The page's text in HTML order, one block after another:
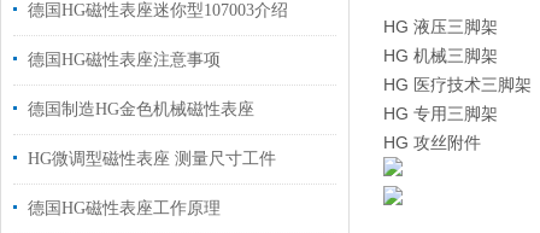
德国HG磁性表座迷你型107003介绍
德国HG磁性表座注意事项
德国制造HG金色机械磁性表座
HG微调型磁性表座 测量尺寸工件
德国HG磁性表座工作原理
HG 液压三脚架
HG 机械三脚架
HG 医疗技术三脚架
HG 专用三脚架
HG 攻丝附件